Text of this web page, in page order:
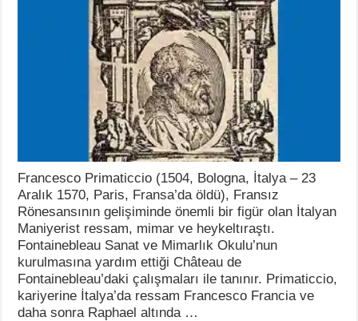
Francesco Primaticcio (1504, Bologna, İtalya – 23
Aralık 1570, Paris, Fransa’da öldü), Fransız
Rönesansının gelişiminde önemli bir figür olan İtalyan
Maniyerist ressam, mimar ve heykeltıraştı.
Fontainebleau Sanat ve Mimarlık Okulu’nun
kurulmasına yardım ettiği Château de
Fontainebleau’daki çalışmaları ile tanınır. Primaticcio,
kariyerine İtalya’da ressam Francesco Francia ve
daha sonra Raphael altında …